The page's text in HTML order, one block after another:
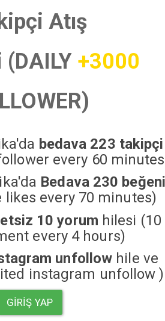
Atış
+3000
bedava 223 takipçi
every 60
Bedava 230 beğeni
likes every 70 minutes)
10 yorum hilesi (10
every 4 hours)
unfollow hile ve
instagram unfollow )
GIRIŞ YAP